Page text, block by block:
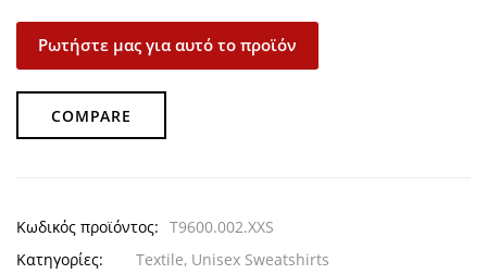
Ρωτήστε μας για αυτό το προϊόν
COMPARE
Κωδικός προϊόντος: T9600.002.XXS
Κατηγορίες:
Textile, Unisex Sweatshirts